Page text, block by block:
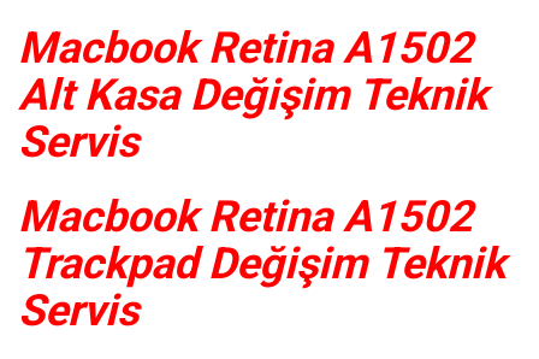
Macbook Retina A1502
Alt Kasa Değişim Teknik
Servis
Macbook Retina A1502
Trackpad Değişim Teknik
Servis